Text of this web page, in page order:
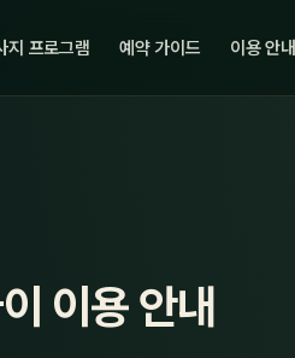
지 프로그램 예약 가이드 이용 안내
이용 안내